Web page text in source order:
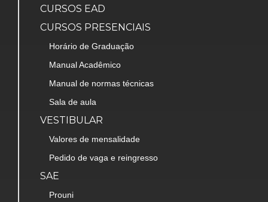
CURSOS EAD
CURSOS PRESENCIAIS
Horário de Graduação
Manual Acadêmico
Manual de normas técnicas
Sala de aula
VESTIBULAR
Valores de mensalidade
Pedido de vaga e reingresso
SAE
Prouni